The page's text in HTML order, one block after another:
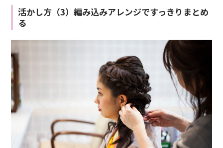
活かし方（3）編み込みアレンジですっきりまとめ
る